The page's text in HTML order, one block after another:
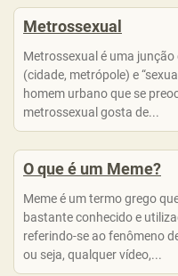
Metrossexual
Metrossexual é uma
(cidade, metrópole) e
homem urbano que se
metrossexual gosta de...
O que é um Meme?
Meme é um termo grego
bastante conhecido e
referindo-se ao fenômeno
ou seja, qualquer vídeo,...